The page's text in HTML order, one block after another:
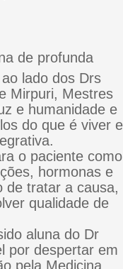
de profunda
lado dos Drs
Mirpuri, Mestres
e humanidade e
do que é viver e
o paciente como
hormonas e
de tratar a causa,
qualidade de
aluna do Dr
por despertar em
pela Medicina